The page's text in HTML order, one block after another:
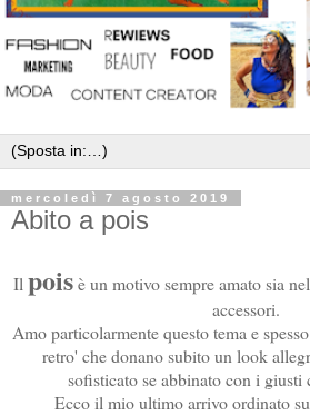
mercoledì 7 agosto 2019
Abito a pois
Il poisè un motivo sempre amato sia
accessori.
Amo particolarmente questo tema e
retro' che donano subito un look
sofisticato se abbinato con i giusti
Ecco il mio ultimo arrivo ordinato